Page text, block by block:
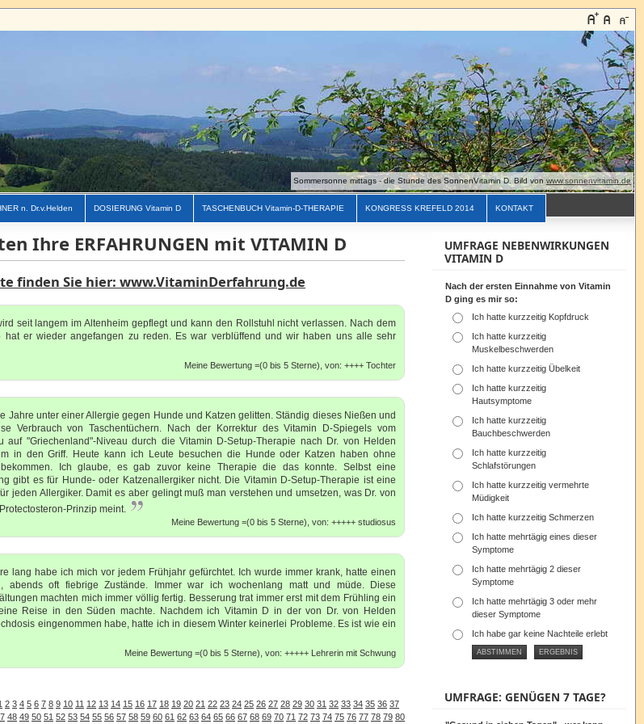
Sommersonne mittags - die Stunde des SonnenVitamin D. Bild von www.sonnenvitamin.de
n. Dr.v.Helden DOSIERUNG Vitamin D TASCHENBUCH Vitamin-D-THERAPIE KONGRESS KREFELD 2014 KONTAKT
Ihre ERFAHRUNGEN mit VITAMIN D
finden Sie hier: www.VitaminDerfahrung.de
seit langem im Altenheim gepflegt und kann den Rollstuhl nicht verlassen. Nach dem
hat er wieder angefangen zu reden. Es war verblüffend und wir haben uns alle sehr
Meine Bewertung =(0 bis 5 Sterne), von: ++++ Tochter
Jahre unter einer Allergie gegen Hunde und Katzen gelitten. Ständig dieses Nießen und
Verbrauch von Taschentüchern. Nach der Korrektur des Vitamin D-Spiegels vom
auf "Griechenland"-Niveau durch die Vitamin D-Setup-Therapie nach Dr. von Helden
in den Griff. Heute kann ich Leute besuchen die Hunde oder Katzen haben ohne
Ich glaube, es gab zuvor keine Therapie die das konnte. Selbst eine
gibt es für Hunde- oder Katzenallergiker nicht. Die Vitamin D-Setup-Therapie ist eine
jeden Allergiker. Damit es aber gelingt muß man verstehen und umsetzen, was Dr. von
Prinzip meint.
Meine Bewertung =(0 bis 5 Sterne), von: +++++ studiosus
lang habe ich mich vor jedem Frühjahr gefürchtet. Ich wurde immer krank, hatte einen
abends oft fiebrige Zustände. Immer war ich wochenlang matt und müde. Diese
machten mich immer völlig fertig. Besserung trat immer erst mit dem Frühling ein
Reise in den Süden machte. Nachdem ich Vitamin D in der von Dr. von Helden
eingenommen habe, hatte ich in diesem Winter keinerlei Probleme. Es ist wie ein
Meine Bewertung =(0 bis 5 Sterne), von: +++++ Lehrerin mit Schwung
2 3 4 5 6 7 8 9 10 11 12 13 14 15 16 17 18 19 20 21 22 23 24 25 26 27 28 29 30 31 32 33 34 35 36 37
48 49 50 51 52 53 54 55 56 57 58 59 60 61 62 63 64 65 66 67 68 69 70 71 72 73 74 75 76 77 78 79 80
UMFRAGE NEBENWIRKUNGEN
VITAMIN D
Nach der ersten Einnahme von Vitamin
D ging es mir so:
Ich hatte kurzzeitig Kopfdruck
Ich hatte kurzzeitig
Muskelbeschwerden
Ich hatte kurzzeitig Übelkeit
Ich hatte kurzzeitig
Hautsymptome
Ich hatte kurzzeitig
Bauchbeschwerden
Ich hatte kurzzeitig
Schlafstörungen
Ich hatte kurzzeitig vermehrte
Müdigkeit
Ich hatte kurzzeitig Schmerzen
Ich hatte mehrtägig eines dieser
Symptome
Ich hatte mehrtägig 2 dieser
Symptome
Ich hatte mehrtägig 3 oder mehr
dieser Symptome
Ich habe gar keine Nachteile erlebt
UMFRAGE: GENÜGEN 7 TAGE?